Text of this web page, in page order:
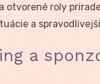
otvorené roly
a
a